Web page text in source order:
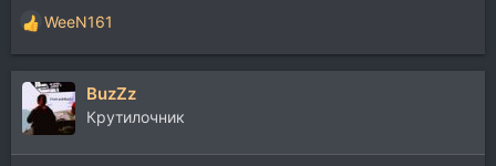
Р
е
а
ц
и
и
WeeN161
BuzZz
Крутилочник